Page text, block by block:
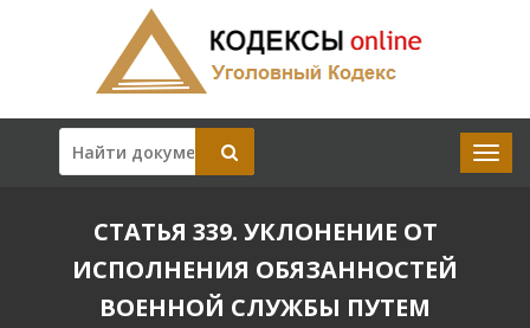
СТАТЬЯ 339. УКЛОНЕНИЕ ОТ
ИСПОЛНЕНИЯ ОБЯЗАННОСТЕЙ
ВОЕННОЙ СЛУЖБЫ ПУТЕМ